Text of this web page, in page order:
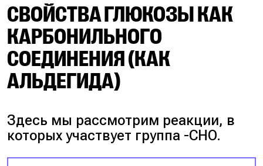
СВОЙСТВА ГЛЮКОЗЫ КАК
КАРБОНИЛЬНОГО
СОЕДИНЕНИЯ (КАК
АЛЬДЕГИДА)
Здесь мы рассмотрим реакции, в
которых участвует группа -CHO.